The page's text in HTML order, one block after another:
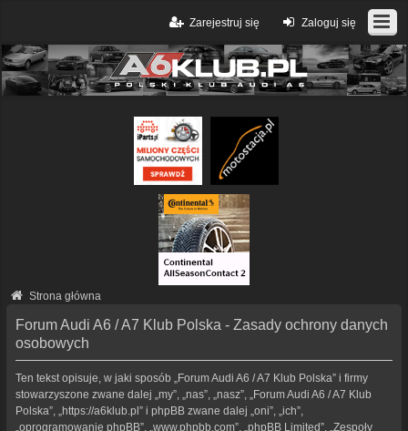
Zaloguj się
Zarejestruj się
Strona główna
Forum Audi A6 / A7 Klub Polska - Zasady ochrony danych
osobowych
Ten tekst opisuje, w jaki sposób „Forum Audi A6 / A7 Klub Polska” i firmy
stowarzyszone zwane dalej „my”, „nas”, „nasz”, „Forum Audi A6 / A7 Klub
Polska”, „https://a6klub.pl” i phpBB zwane dalej „oni”, „ich”,
„oprogramowanie phpBB”, „www.phpbb.com”, „phpBB Limited”, „Zespoły